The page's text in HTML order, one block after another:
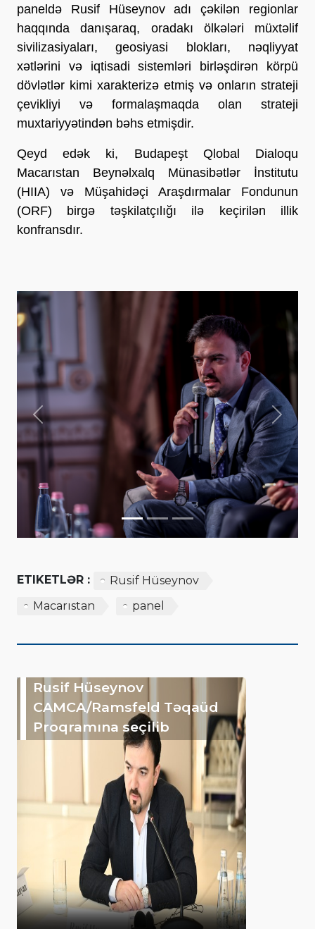
paneldə Rusif Hüseynov adı çəkilən regionlar
haqqında danışaraq, oradakı ölkələri müxtəlif
sivilizasiyaları, geosiyasi blokları, nəqliyyat
xətlərini və iqtisadi sistemləri birləşdirən körpü
dövlətlər kimi xarakterizə etmiş və onların strateji
çevikliyi və formalaşmaqda olan strateji
muxtariyyətindən bəhs etmişdir.
Qeyd edək ki, Budapeşt Qlobal Dialoqu
Macarıstan Beynəlxalq Münasibətlər İnstitutu
(HIIA) və Müşahidəçi Araşdırmalar Fondunun
(ORF) birgə təşkilatçılığı ilə keçirilən illik
konfransdır.
Previous Next
ETIKETLƏR :
Rusif Hüseynov
Macarıstan
panel
Rusif Hüseynov
CAMCA/Ramsfeld Təqaüd
Proqramına seçilib